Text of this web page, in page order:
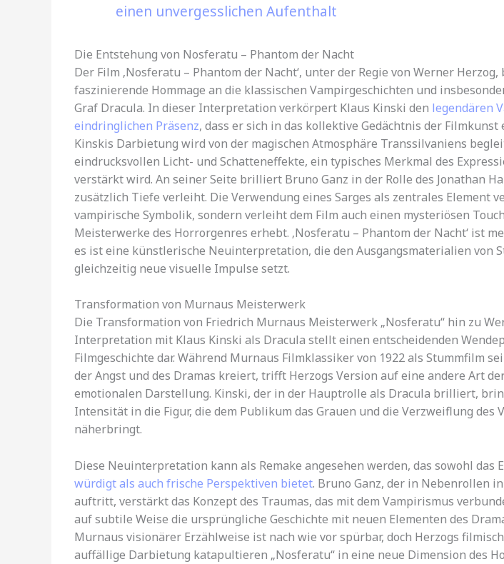
einen unvergesslichen Aufenthalt
Die Entstehung von Nosferatu – Phantom der Nacht
Der Film ‚Nosferatu – Phantom der Nacht‘, unter der Regie von Werner
faszinierende Hommage an die klassischen Vampirgeschichten und
Graf Dracula. In dieser Interpretation verkörpert Klaus Kinski den legendären
eindringlichen Präsenz, dass er sich in das kollektive Gedächtnis der Filmkunst
Kinskis Darbietung wird von der magischen Atmosphäre Transsilvaniens
eindrucksvollen Licht- und Schatteneffekte, ein typisches Merkmal des
verstärkt wird. An seiner Seite brilliert Bruno Ganz in der Rolle des Jonathan
zusätzlich Tiefe verleiht. Die Verwendung eines Sarges als zentrales Element
vampirische Symbolik, sondern verleiht dem Film auch einen mysteriösen
Meisterwerke des Horrorgenres erhebt. ‚Nosferatu – Phantom der Nacht‘ ist
es ist eine künstlerische Neuinterpretation, die den Ausgangsmaterialien von
gleichzeitig neue visuelle Impulse setzt.
Transformation von Murnaus Meisterwerk
Die Transformation von Friedrich Murnaus Meisterwerk „Nosferatu“ hin zu
Interpretation mit Klaus Kinski als Dracula stellt einen entscheidenden
Filmgeschichte dar. Während Murnaus Filmklassiker von 1922 als Stummfilm
der Angst und des Dramas kreiert, trifft Herzogs Version auf eine andere Art
emotionalen Darstellung. Kinski, der in der Hauptrolle als Dracula brilliert,
Intensität in die Figur, die dem Publikum das Grauen und die Verzweiflung des
näherbringt.
Diese Neuinterpretation kann als Remake angesehen werden, das sowohl das
würdigt als auch frische Perspektiven bietet. Bruno Ganz, der in Nebenrollen
auftritt, verstärkt das Konzept des Traumas, das mit dem Vampirismus
auf subtile Weise die ursprüngliche Geschichte mit neuen Elementen des
Murnaus visionärer Erzählweise ist nach wie vor spürbar, doch Herzogs
auffällige Darbietung katapultieren „Nosferatu“ in eine neue Dimension des